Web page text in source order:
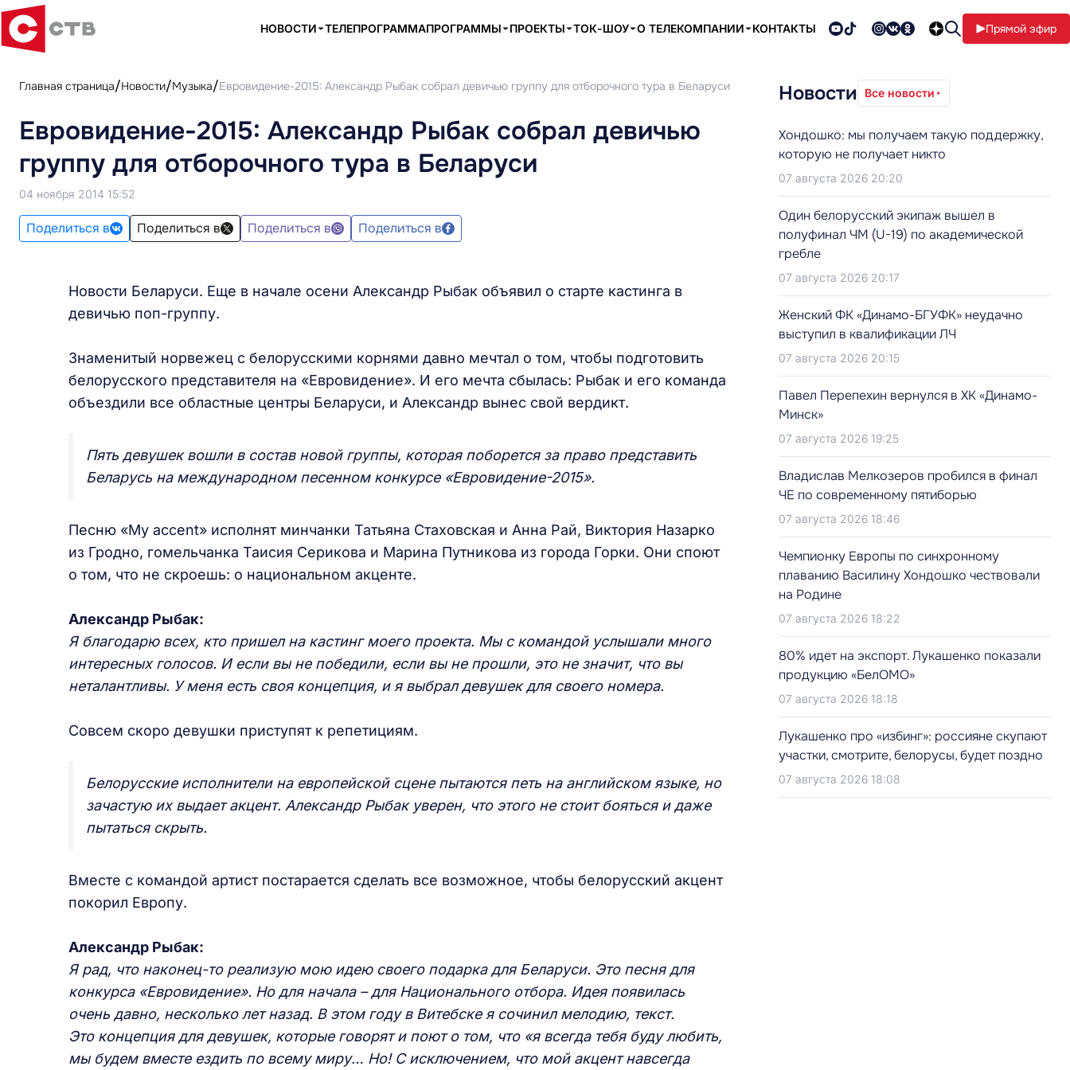
НОВОСТИ ТЕЛЕПРОГРАММАПРОГРАММЫ ПРОЕКТЫ ТОК-ШОУ О ТЕЛЕКОМПАНИИ КОНТАКТЫ Прямой эфир
Главная страница Новости Музыка Евровидение-2015: Александр Рыбак собрал девичью группу для отборочного тура в Беларуси
Евровидение-2015: Александр Рыбак собрал девичью
группу для отборочного тура в Беларуси
04 ноября 2014 15:52
Поделиться в Поделиться в Поделиться в Поделиться в
Новости Беларуси. Еще в начале осени Александр Рыбак объявил о старте кастинга в
девичью поп-группу.
Знаменитый норвежец с белорусскими корнями давно мечтал о том, чтобы подготовить
белорусского представителя на «Евровидение». И его мечта сбылась: Рыбак и его команда
объездили все областные центры Беларуси, и Александр вынес свой вердикт.
Пять девушек вошли в состав новой группы, которая поборется за право представить
Беларусь на международном песенном конкурсе «Евровидение-2015».
Песню «My accent» исполнят минчанки Татьяна Стаховская и Анна Рай, Виктория Назарко
из Гродно, гомельчанка Таисия Серикова и Марина Путникова из города Горки. Они споют
о том, что не скроешь: о национальном акценте.
Александр Рыбак:
Я благодарю всех, кто пришел на кастинг моего проекта. Мы с командой услышали много
интересных голосов. И если вы не победили, если вы не прошли, это не значит, что вы
неталантливы. У меня есть своя концепция, и я выбрал девушек для своего номера.
Совсем скоро девушки приступят к репетициям.
Белорусские исполнители на европейской сцене пытаются петь на английском языке, но
зачастую их выдает акцент. Александр Рыбак уверен, что этого не стоит бояться и даже
пытаться скрыть.
Вместе с командой артист постарается сделать все возможное, чтобы белорусский акцент
покорил Европу.
Александр Рыбак:
Я рад, что наконец-то реализую мою идею своего подарка для Беларуси. Это песня для
конкурса «Евровидение». Но для начала – для Национального отбора. Идея появилась
очень давно, несколько лет назад. В этом году в Витебске я сочинил мелодию, текст.
Это концепция для девушек, которые говорят и поют о том, что «я всегда тебя буду любить,
мы будем вместе ездить по всему миру… Но! С исключением, что мой акцент навсегда
Новости Все новости
Хондошко: мы получаем такую поддержку,
которую не получает никто
07 августа 2026 20:20
Один белорусский экипаж вышел в
полуфинал ЧМ (U-19) по академической
гребле
07 августа 2026 20:17
Женский ФК «Динамо-БГУФК» неудачно
выступил в квалификации ЛЧ
07 августа 2026 20:15
Павел Перепехин вернулся в ХК «Динамо-
Минск»
07 августа 2026 19:25
Владислав Мелкозеров пробился в финал
ЧЕ по современному пятиборью
07 августа 2026 18:46
Чемпионку Европы по синхронному
плаванию Василину Хондошко чествовали
на Родине
07 августа 2026 18:22
80% идет на экспорт. Лукашенко показали
продукцию «БелОМО»
07 августа 2026 18:18
Лукашенко про «избинг»: россияне скупают
участки, смотрите, белорусы, будет поздно
07 августа 2026 18:08